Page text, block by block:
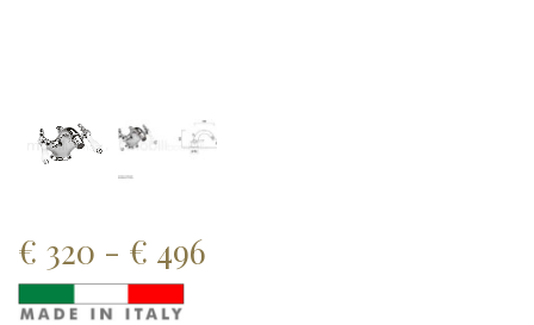
€ 320 - € 496